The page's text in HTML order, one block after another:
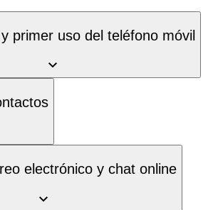
primer uso del teléfono móvil
electrónico y chat online